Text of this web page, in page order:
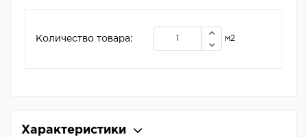
Количество товара: м2
Характеристики